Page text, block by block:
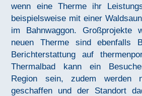
wenn eine Therme ihr
beispielsweise mit einer
im Bahnwaggon. Großprojekte
neuen Therme sind ebenfalls
Berichterstattung auf
Thermalbad kann ein
Region sein, zudem werden
geschaffen und der Standort